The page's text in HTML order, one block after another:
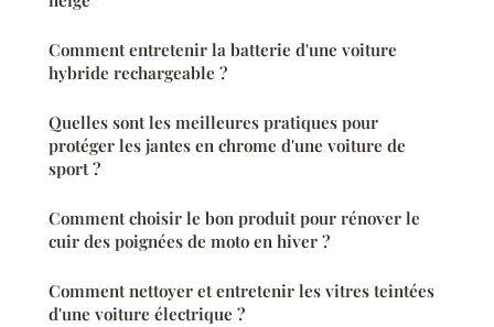
Comment entretenir la batterie d'une voiture
hybride rechargeable ?
Quelles sont les meilleures pratiques pour
protéger les jantes en chrome d'une voiture de
sport ?
Comment choisir le bon produit pour rénover le
cuir des poignées de moto en hiver ?
Comment nettoyer et entretenir les vitres teintées
d'une voiture électrique ?